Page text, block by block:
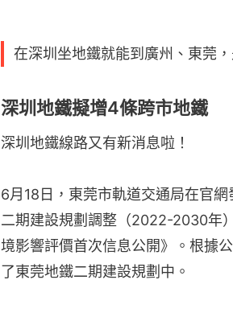
在深圳坐地鐵就能到廣州、東莞
深圳地鐵擬增4條跨市地鐵
深圳地鐵線路又有新消息啦！
6月18日，東莞市軌道交通局在官
二期建設規劃調整（2022-2030年
境影響評價首次信息公開》。根據
了東莞地鐵二期建設規劃中。